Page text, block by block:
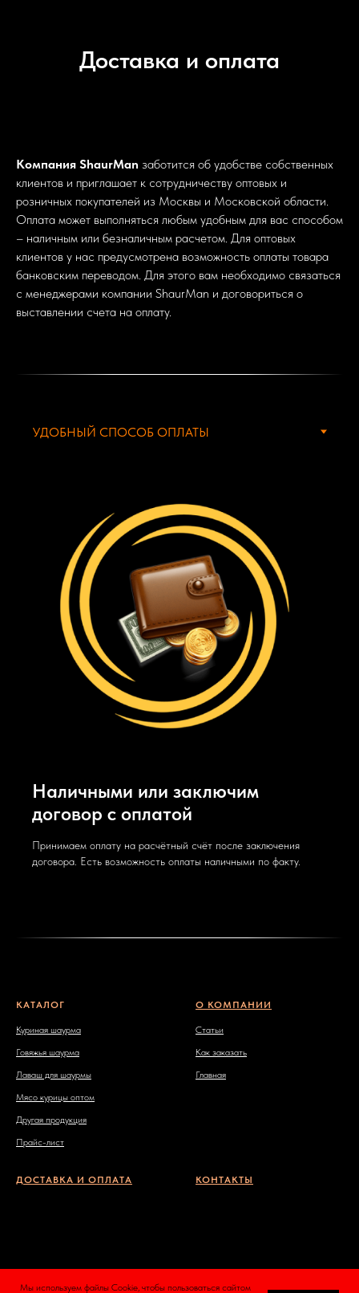
Мы используем файлы Cookie, чтобы пользоваться сайтом
Доставка и оплата
Компания ShaurMan заботится об удобстве собственных
клиентов и приглашает к сотрудничеству оптовых и
розничных покупателей из Москвы и Московской области.
Оплата может выполняться любым удобным для вас способом
– наличным или безналичным расчетом. Для оптовых
клиентов у нас предусмотрена возможность оплаты товара
банковским переводом. Для этого вам необходимо связаться
с менеджерами компании ShaurMan и договориться о
выставлении счета на оплату.
Наличными или заключим
договор с оплатой
Принимаем оплату на расчётный счёт после заключения
договора. Есть возможность оплаты наличными по факту.
КАТАЛОГ
Куриная шаурма
Говяжья шаурма
Лаваш для шаурмы
Мясо курицы оптом
Другая продукция
Прайс-лист
О КОМПАНИИ
Статьи
Как заказать
Главная
ДОСТАВКА И ОПЛАТА КОНТАКТЫ